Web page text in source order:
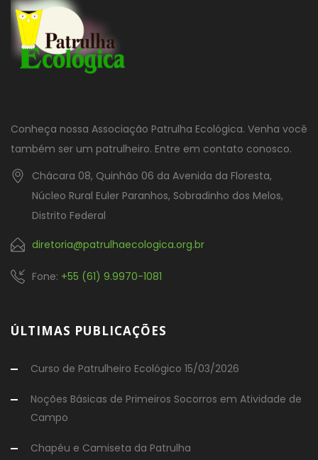
Conheça nossa Associação Patrulha Ecológica. Venha você
também ser um patrulheiro. Entre em contato conosco.
Chácara 08, Quinhão 06 da Avenida da Floresta,
Núcleo Rural Euler Paranhos, Sobradinho dos Melos,
Distrito Federal
diretoria@patrulhaecologica.org.br
Fone: +55 (61) 9.9970-1081
ÚLTIMAS PUBLICAÇÕES
Curso de Patrulheiro Ecológico 15/03/2026
Noções Básicas de Primeiros Socorros em Atividade de
Campo
Chapéu e Camiseta da Patrulha